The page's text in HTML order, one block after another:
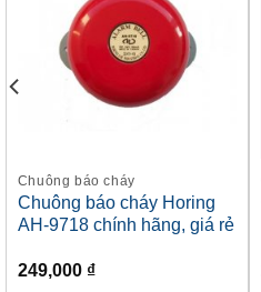
Chuông báo cháy
Chuông báo cháy Horing
AH-9718 chính hãng, giá rẻ
249,000 ₫